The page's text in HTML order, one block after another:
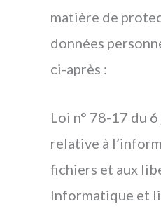
matière de
données
ci-après :
Loi n° 78-17 du
relative à
fichiers et aux
Informatique et